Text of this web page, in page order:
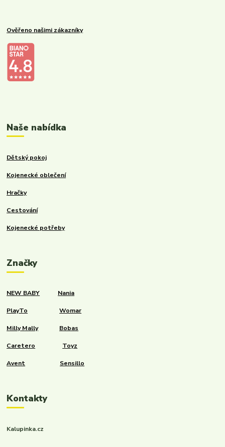
Ověřeno našimi zákazníky
Naše nabídka
Dětský pokoj
Kojenecké oblečení
Hračky
Cestování
Kojenecké potřeby
Značky
NEW BABY Nania
PlayTo Womar
Milly Mally Bobas
Caretero Toyz
Avent Sensillo
Kontakty
Kalupinka.cz